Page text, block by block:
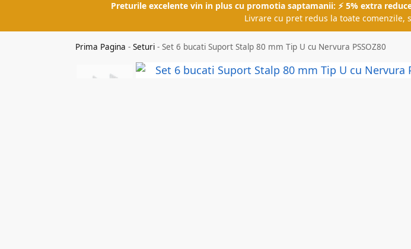
Preturile excelente vin in plus cu promotia saptamanii: ⚡ 5% extra
Livrare cu pret redus la toate comenzile,
Prima Pagina -Seturi -Set 6 bucati Suport Stalp 80 mm Tip U cu Nervura PSSOZ80